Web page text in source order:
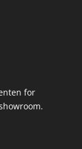
for